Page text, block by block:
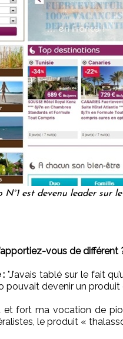
N°1 est devenu leader sur
vous de différent
:"J’avais tablé sur le fait
pouvait devenir un
fort ma vocation de
le produit «